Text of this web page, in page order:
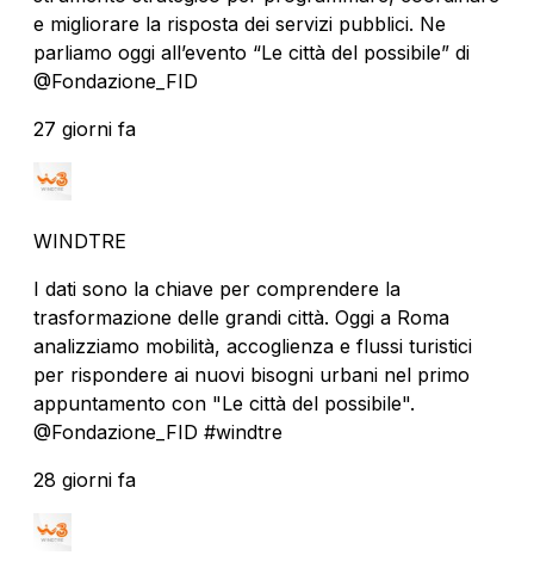
e migliorare la risposta dei servizi pubblici. Ne
parliamo oggi all’evento “Le città del possibile” di
@Fondazione_FID
27 giorni fa
WINDTRE
I dati sono la chiave per comprendere la
trasformazione delle grandi città. Oggi a Roma
analizziamo mobilità, accoglienza e flussi turistici
per rispondere ai nuovi bisogni urbani nel primo
appuntamento con "Le città del possibile".
@Fondazione_FID #windtre
28 giorni fa